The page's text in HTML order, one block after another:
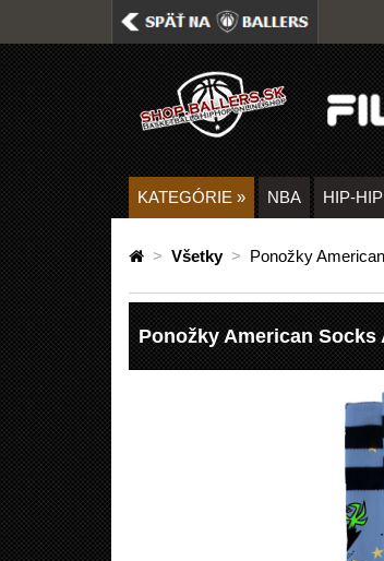
KATEGÓRIE » NBA HIP-HIP
> Všetky > Ponožky
Ponožky American Socks